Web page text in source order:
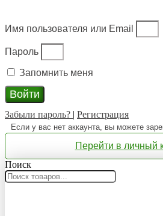
Имя пользователя или Email
Пароль
Запомнить меня
Войти
Забыли пароль? | Регистрация
Если у вас нет аккаунта, вы можете
Перейти в личный
Поиск